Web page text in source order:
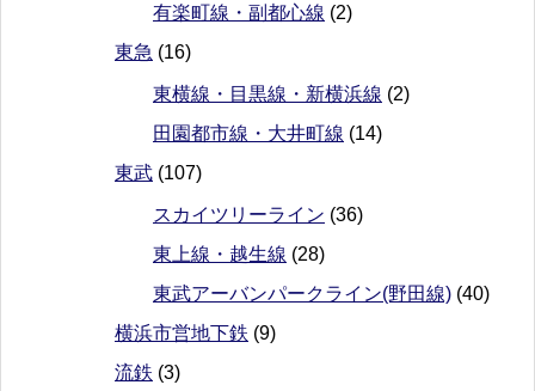
有楽町線・副都心線 (2)
東急 (16)
東横線・目黒線・新横浜線 (2)
田園都市線・大井町線 (14)
東武 (107)
スカイツリーライン (36)
東上線・越生線 (28)
東武アーバンパークライン(野田線) (40)
横浜市営地下鉄 (9)
流鉄 (3)